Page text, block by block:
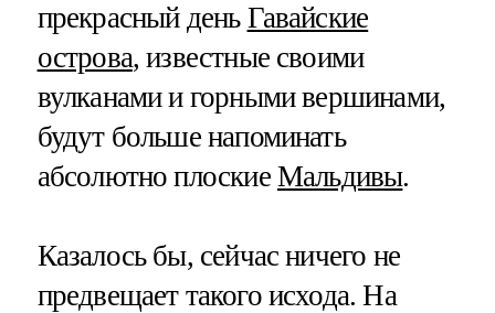
прекрасный день Гавайские
острова, известные своими
вулканами и горными вершинами,
будут больше напоминать
абсолютно плоские Мальдивы.
Казалось бы, сейчас ничего не
предвещает такого исхода. На